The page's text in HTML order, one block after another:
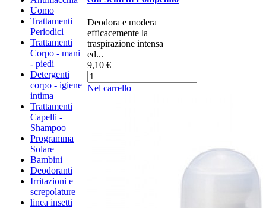
Uomo
Trattamenti
Periodici
Trattamenti
Corpo - mani
- piedi
Detergenti
corpo - igiene
intima
Trattamenti
Capelli -
Shampoo
Programma
Solare
Bambini
Deodoranti
Irritazioni e
screpolature
linea insetti
Deodora e modera
efficacemente la
traspirazione intensa
ed...
9,10 €
Nel carrello